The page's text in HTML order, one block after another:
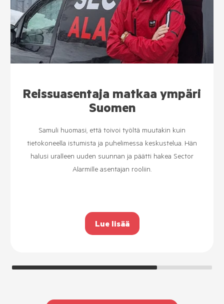
Kenttämyyjästä
palveluasentajaksi
Beatan uratarina Sector Alarmilla sai alkunsa
kenttämyyjän roolissa, mutta kiinnostus palvelumme
tekniikkaa kohtaan johdatti hänet palveluasentajan rooliin.
Lue lisää